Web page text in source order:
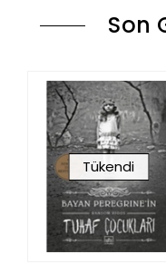
Son
Tükendi